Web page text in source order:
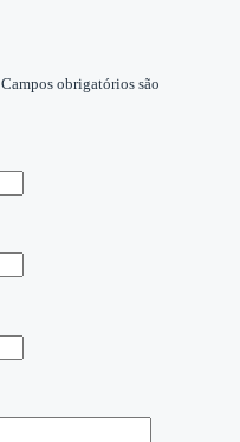
Campos obrigatórios são